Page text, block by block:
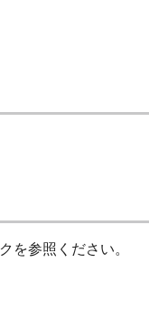
を参照ください。